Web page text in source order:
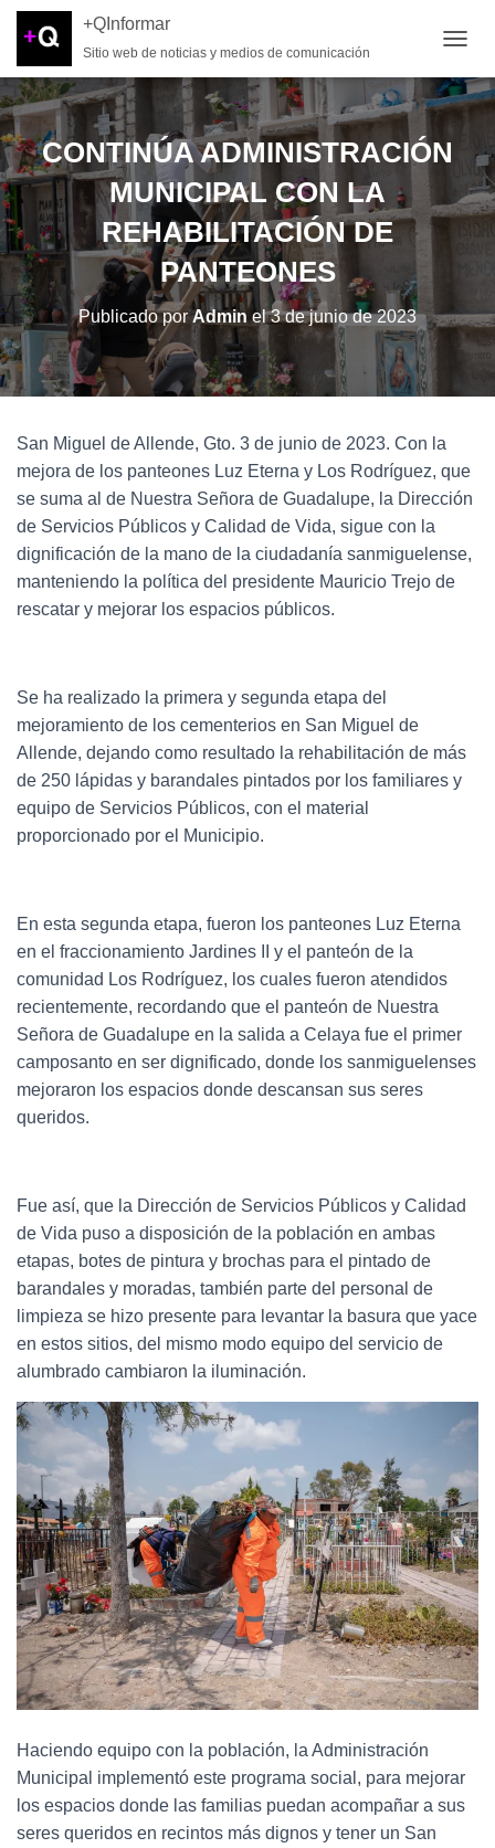
+QInformar
Sitio web de noticias y medios de comunicación
CONTINÚA ADMINISTRACIÓN
MUNICIPAL CON LA
REHABILITACIÓN DE
PANTEONES
Publicado porAdmin el3 de junio de 2023
San Miguel de Allende, Gto. 3 de junio de 2023. Con la
mejora de los panteones Luz Eterna y Los Rodríguez, que
se suma al de Nuestra Señora de Guadalupe, la Dirección
de Servicios Públicos y Calidad de Vida, sigue con la
dignificación de la mano de la ciudadanía sanmiguelense,
manteniendo la política del presidente Mauricio Trejo de
rescatar y mejorar los espacios públicos.
Se ha realizado la primera y segunda etapa del
mejoramiento de los cementerios en San Miguel de
Allende, dejando como resultado la rehabilitación de más
de 250 lápidas y barandales pintados por los familiares y
equipo de Servicios Públicos, con el material
proporcionado por el Municipio.
En esta segunda etapa, fueron los panteones Luz Eterna
en el fraccionamiento Jardines II y el panteón de la
comunidad Los Rodríguez, los cuales fueron atendidos
recientemente, recordando que el panteón de Nuestra
Señora de Guadalupe en la salida a Celaya fue el primer
camposanto en ser dignificado, donde los sanmiguelenses
mejoraron los espacios donde descansan sus seres
queridos.
Fue así, que la Dirección de Servicios Públicos y Calidad
de Vida puso a disposición de la población en ambas
etapas, botes de pintura y brochas para el pintado de
barandales y moradas, también parte del personal de
limpieza se hizo presente para levantar la basura que yace
en estos sitios, del mismo modo equipo del servicio de
alumbrado cambiaron la iluminación.
Haciendo equipo con la población, la Administración
Municipal implementó este programa social, para mejorar
los espacios donde las familias puedan acompañar a sus
seres queridos en recintos más dignos y tener un San